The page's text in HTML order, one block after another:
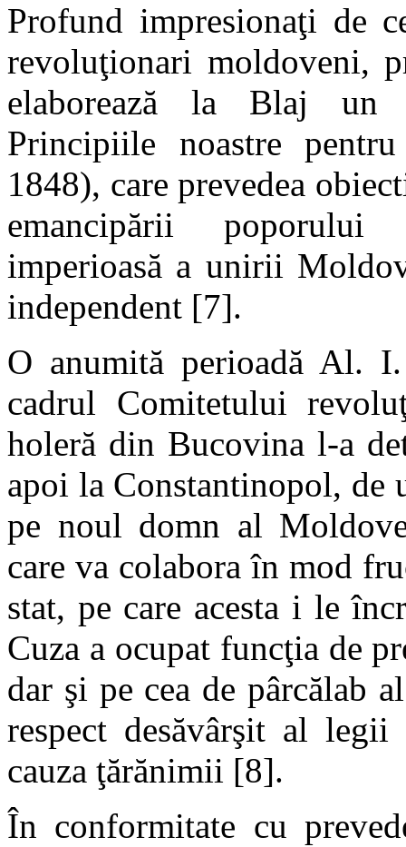
Profund impresionaţi de
revoluţionari moldoveni,
elaborează la Blaj un
Principiile noastre
1848), care prevedea
emancipării poporului
imperioasă a unirii
independent [7].
O anumită perioadă Al.
cadrul Comitetului
holeră din Bucovina l-a
apoi la Constantinopol, de
pe noul domn al
care va colabora în mod
stat, pe care acesta i le
Cuza a ocupat funcţia de
dar şi pe cea de pârcălab
respect desăvârşit al
cauza ţărănimii [8].
În conformitate cu